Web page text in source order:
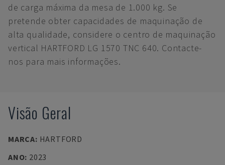
de carga máxima da mesa de 1.000 kg. Se
pretende obter capacidades de maquinação de
alta qualidade, considere o centro de maquinação
vertical HARTFORD LG 1570 TNC 640. Contacte-
nos para mais informações.
Visão Geral
MARCA: HARTFORD
ANO: 2023